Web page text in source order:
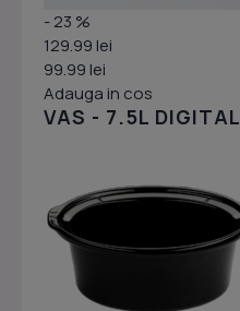
- 23 %
129.99 lei
99.99 lei
Adauga in cos
VAS - 7.5L DIGITAL